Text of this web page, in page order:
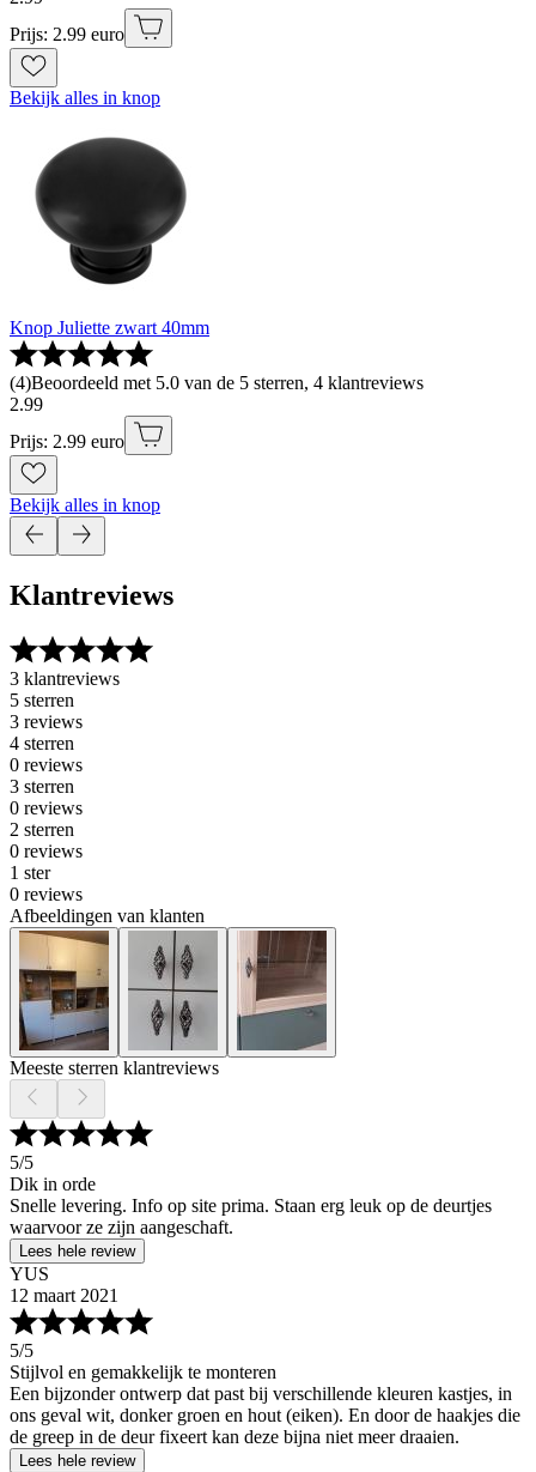
Prijs: 2.99 euro
Bekijk alles in knop
Knop Juliette zwart 40mm
(4)Beoordeeld met 5.0 van de 5 sterren, 4 klantreviews
2.99
Prijs: 2.99 euro
Bekijk alles in knop
Klantreviews
3 klantreviews
5 sterren
3 reviews
4 sterren
0 reviews
3 sterren
0 reviews
2 sterren
0 reviews
1 ster
0 reviews
Afbeeldingen van klanten
Meeste sterren klantreviews
5/5
Dik in orde
Snelle levering. Info op site prima. Staan erg leuk op de deurtjes
waarvoor ze zijn aangeschaft.
Lees hele review
YUS
12 maart 2021
5/5
Stijlvol en gemakkelijk te monteren
Een bijzonder ontwerp dat past bij verschillende kleuren kastjes, in
ons geval wit, donker groen en hout (eiken). En door de haakjes die
de greep in de deur fixeert kan deze bijna niet meer draaien.
Lees hele review